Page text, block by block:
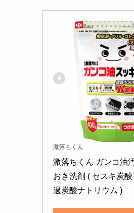
激落ちくん
激落ちくん ガンコ油
おき洗剤 ( セスキ炭
過炭酸ナトリウム )